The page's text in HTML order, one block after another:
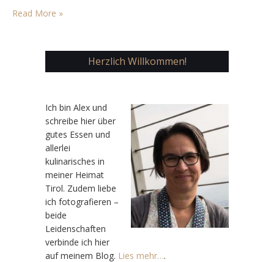
schon die Vorfreude auf die guten Orangen war gross. Aber
am Donnerstag war es wieder…
Read More »
Herzlich Willkommen!
Ich bin Alex und
schreibe hier über
gutes Essen und
allerlei
kulinarisches in
meiner Heimat
Tirol. Zudem liebe
ich fotografieren –
beide
Leidenschaften
verbinde ich hier
auf meinem Blog. Lies mehr….